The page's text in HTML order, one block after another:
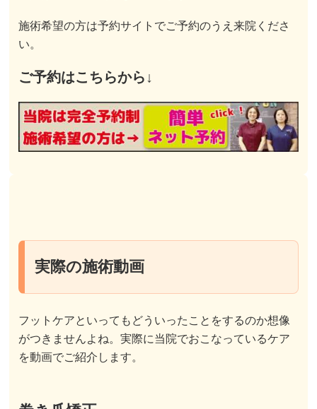
施術希望の方は予約サイトでご予約のうえ来院くださ
い。
ご予約はこちらから↓
実際の施術動画
フットケアといってもどういったことをするのか想像
がつきませんよね。実際に当院でおこなっているケア
を動画でご紹介します。